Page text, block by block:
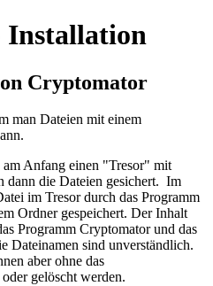
Cryptomator
man Dateien mit einem
Anfang einen "Tresor" mit
dann die Dateien gesichert. Im
im Tresor durch das Programm
Ordner gespeichert. Der Inhalt
Programm Cryptomator und das
Dateinamen sind unverständlich.
aber ohne das
gelöscht werden.